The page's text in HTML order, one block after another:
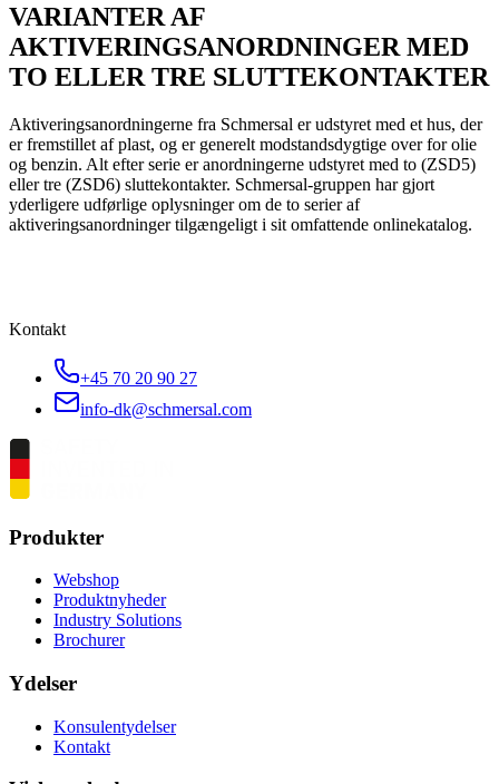
VARIANTER AF
AKTIVERINGSANORDNINGER MED
TO ELLER TRE SLUTTEKONTAKTER
Aktiveringsanordningerne fra Schmersal er udstyret med et hus, der
er fremstillet af plast, og er generelt modstandsdygtige over for olie
og benzin. Alt efter serie er anordningerne udstyret med to (ZSD5)
eller tre (ZSD6) sluttekontakter. Schmersal-gruppen har gjort
yderligere udførlige oplysninger om de to serier af
aktiveringsanordninger tilgængeligt i sit omfattende onlinekatalog.
Kontakt
+45 70 20 90 27
info-dk@schmersal.com
Produkter
Webshop
Produktnyheder
Industry Solutions
Brochurer
Ydelser
Konsulentydelser
Kontakt